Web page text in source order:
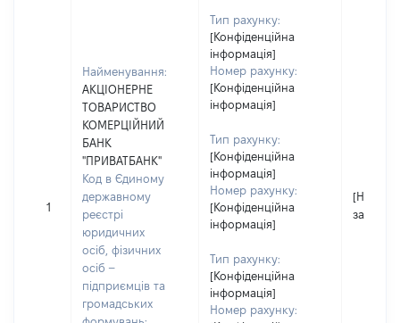
1
Найменування:
АКЦІОНЕРНЕ
ТОВАРИСТВО
КОМЕРЦІЙНИЙ
БАНК
"ПРИВАТБАНК"
Код в Єдиному
державному
реєстрі
юридичних
осіб, фізичних
осіб –
підприємців та
громадських
Тип рахунку:
[Конфіденційна
інформація]
Номер рахунку:
[Конфіденційна
інформація]
Тип рахунку:
[Конфіденційна
інформація]
Номер рахунку:
[Конфіденційна
інформація]
Тип рахунку:
[Конфіденційна
інформація]
Номер рахунку:
[Не